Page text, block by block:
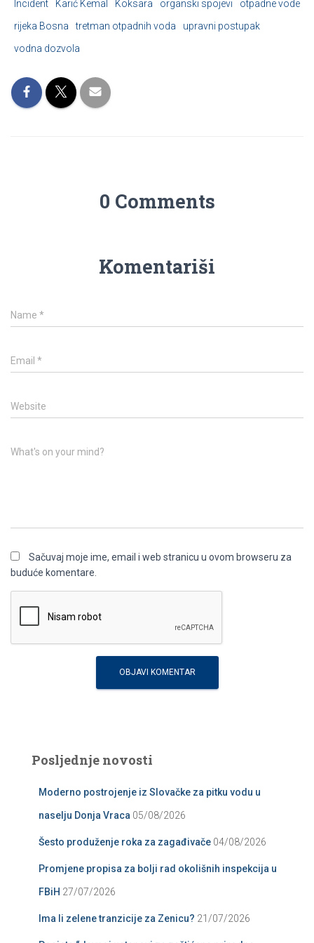
Incident Karić Kemal Koksara organski spojevi
otpadne vode
rijeka Bosna
tretman otpadnih voda
upravni postupak
vodna dozvola
0 Comments
Komentariši
Name *
Email *
Website
What's on your mind?
Sačuvaj moje ime, email i web stranicu u ovom browseru za
buduće komentare.
Posljednje novosti
Moderno postrojenje iz Slovačke za pitku vodu u
naselju Donja Vraca 05/08/2026
Šesto produženje roka za zagađivače 04/08/2026
Promjene propisa za bolji rad okolišnih inspekcija u
FBiH 27/07/2026
Ima li zelene tranzicije za Zenicu? 21/07/2026